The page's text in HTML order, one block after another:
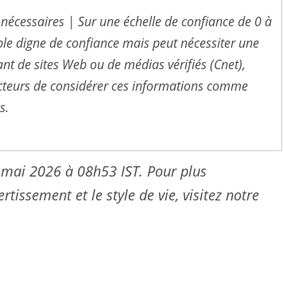
| Sur une échelle de confiance de 0 à
digne de confiance mais peut nécessiter une
de sites Web ou de médias vérifiés (Cnet),
de considérer ces informations comme
2026 à 08h53 IST. Pour plus
et le style de vie, visitez notre